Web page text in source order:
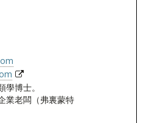
博士。
業老闆（弗裏蒙特